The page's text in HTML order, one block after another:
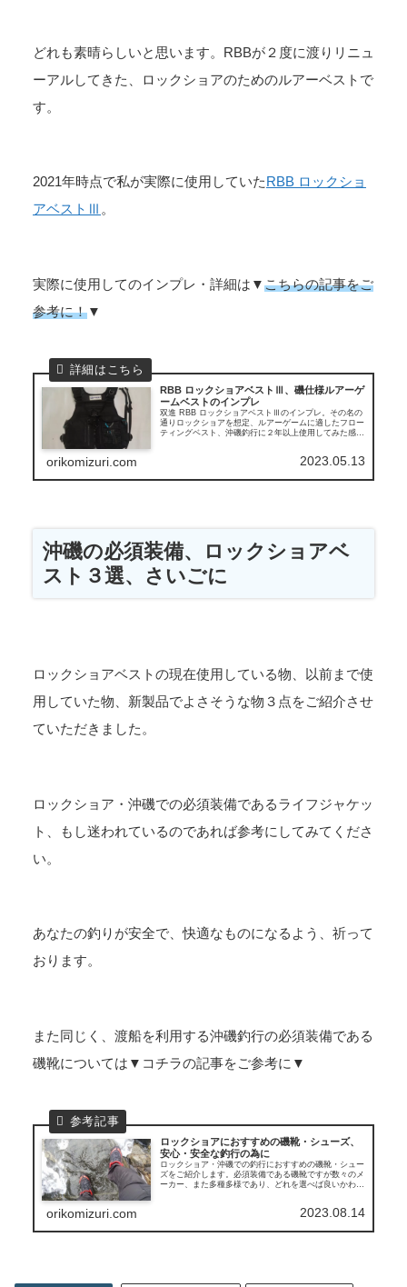
どれも素晴らしいと思います。RBBが２度に渡りリニュ
ーアルしてきた、ロックショアのためのルアーベストで
す。
2021年時点で私が実際に使用していたRBB ロックショ
アベストⅢ 。
実際に使用してのインプレ・詳細は▼こちらの記事をご
参考に！▼
RBB ロックショアベストⅢ、磯仕様ルアーゲ
ームベストのインプレ
双進 RBB ロックショアベストⅢのインプレ。その名の
通りロックショアを想定、ルアーゲームに適したフロー
ティングベスト、沖磯釣行に２年以上使用してみた感
orikomizuri.com 2023.05.13
沖磯の必須装備、ロックショアベ
スト３選、さいごに
ロックショアベストの現在使用している物、以前まで使
用していた物、新製品でよさそうな物３点をご紹介させ
ていただきました。
ロックショア・沖磯での必須装備であるライフジャケッ
ト、もし迷われているのであれば参考にしてみてくださ
い。
あなたの釣りが安全で、快適なものになるよう、祈って
おります。
また同じく、渡船を利用する沖磯釣行の必須装備である
磯靴については▼コチラの記事をご参考に▼
ロックショアにおすすめの磯靴・シューズ、
安心・安全な釣行の為に
ロックショア・沖磯での釣行におすすめの磯靴・シュー
ズをご紹介します。必須装備である磯靴ですが数々のメ
ーカー、また多種多様であり、どれを選べば良いかわか
orikomizuri.com 2023.08.14